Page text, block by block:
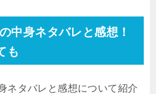
中身ネタバレと感想！
も
ネタバレと感想について紹介